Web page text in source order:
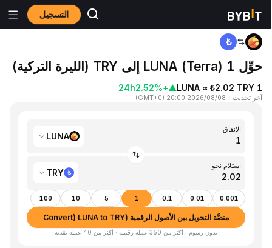
التسجيل المنزٍل LUNA to TRY
حوِّل 1 LUNA (Terra) إلى TRY (الليرة التركية)
1 LUNA ≈ ₺2.02 TRY
▲
+2.52%
24h
آخر تحديث：
2026/08/08 20:00
(
GMT+0
)
الإنفاق
LUNA
استلام نحو
TRY
0.001
0.01
0.1
1
5
10
100
منصَّة التحويل بين الأصول الرقمية (Convert) LUNA to TRY
بدون رسوم · أكثر من 350 عملة رقمية · أكثر من 40 عملة نقدية